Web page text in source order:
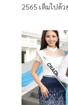
2565 เต็มไปด้
ราชเจ้า กรมส
คุณอย่างหาที่สุ